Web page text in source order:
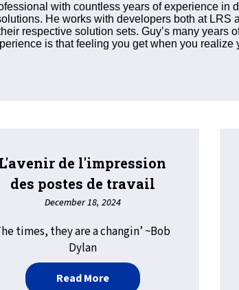
with countless years of experience in
He works with developers both at LRS
respective solution sets. Guy’s many years
is that feeling you get when you realize
Vérifiez.
L'avenir de l'impression
des postes de travail
December 18, 2024
times, they are a changin’ ~Bob
Dylan
Read Moreabout L'avenir de